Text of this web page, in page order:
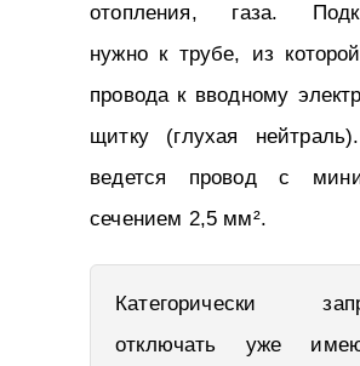
отопления, газа.
нужно к трубе, из
провода к вводному
щитку (глухая
ведется провод с
сечением 2,5 мм².
Категорически
отключать уже